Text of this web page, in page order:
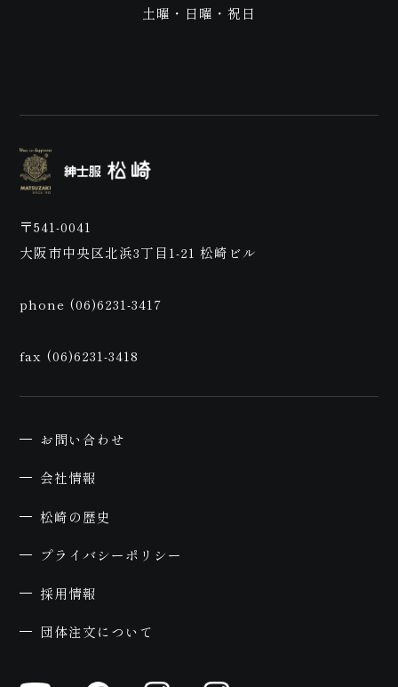
店
予
約
土曜・日曜・祝日
〒541-0041
大阪市中央区北浜3丁目1-21 松崎ビル
phone (06)6231-3417
fax (06)6231-3418
お問い合わせ
会社情報
松崎の歴史
プライバシーポリシー
採用情報
団体注文について